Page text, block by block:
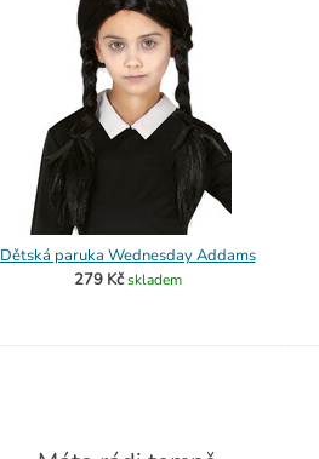
Dětská paruka Wednesday Addams
279 Kč skladem